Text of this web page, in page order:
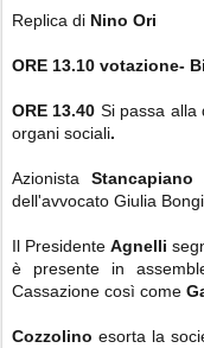
Replica di Nino Ori
ORE 13.10 votazione-
ORE 13.40 Si passa alla
organi sociali.
Azionista Stancapiano
dell'avvocato Giulia
Il Presidente Agnelli
è presente in
Cassazione così come
Cozzolino esorta la